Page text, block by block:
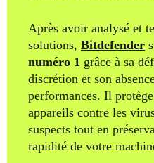
Après avoir analysé et
solutions, Bitdefender
numéro 1 grâce à sa
discrétion et son
performances. Il
appareils contre les
suspects tout en
rapidité de votre